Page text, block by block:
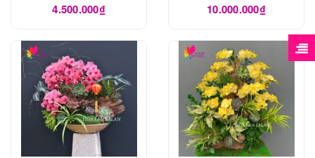
4.500.000₫ 10.000.000₫